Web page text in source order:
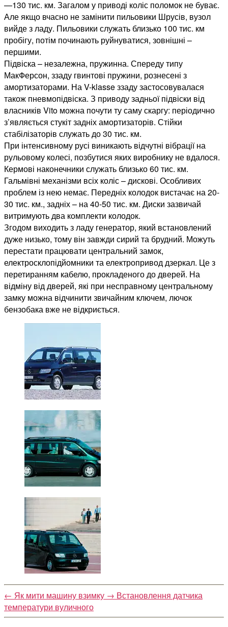
—130 тис. км. Загалом у приводі коліс поломок не буває.
Але якщо вчасно не замінити пильовики Шрусів, вузол
вийде з ладу. Пильовики служать близько 100 тис. км
пробігу, потім починають руйнуватися, зовнішні –
першими.
Підвіска – незалежна, пружинна. Спереду типу
МакФерсон, ззаду гвинтові пружини, рознесені з
амортизаторами. На V-klasse ззаду застосовувалася
також пневмопідвіска. З приводу задньої підвіски від
власників Vito можна почути ту саму скаргу: періодично
з’являється стукіт задніх амортизаторів. Стійки
стабілізаторів служать до 30 тис. км.
При інтенсивному русі виникають відчутні вібрації на
рульовому колесі, позбутися яких виробнику не вдалося.
Кермові наконечники служать близько 60 тис. км.
Гальмівні механізми всіх коліс – дискові. Особливих
проблем із нею немає. Передніх колодок вистачає на 20-
30 тис. км., задніх – на 40-50 тис. км. Диски зазвичай
витримують два комплекти колодок.
Згодом виходить з ладу генератор, який встановлений
дуже низько, тому він завжди сирий та брудний. Можуть
перестати працювати центральний замок,
електросклопідйомники та електропривод дзеркал. Це з
перетиранням кабелю, прокладеного до дверей. На
відміну від дверей, які при несправному центральному
замку можна відчинити звичайним ключем, лючок
бензобака вже не відкриється.
← Як мити машину взимку → Встановлення датчика
температури вуличного